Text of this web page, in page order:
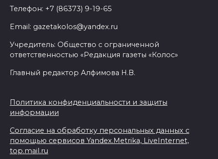
пяти районах Ростовской
Дабы счастье семейное
сберечь – спрячьте первое
на 8 августа
07 августа 2026 22:04
В Железнодорожном районе
Ростова-на-Дону на сутки
Телефон: +7 (86373) 9-19-65
Email: gazetakolos@yandex.ru
Учредитель: Общество с ограниченной
ответственностью «Редакция газеты «Колос»
Главный редактор Алфимова Н.В.
Политика конфиденциальности и защиты
информации
Согласие на обработку персональных данных с
помощью сервисов Yandex.Metrika, LiveInternet,
top.mail.ru